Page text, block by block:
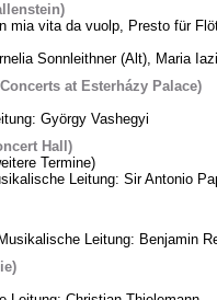
mia vita da vuolp, Presto für
Sonnleithner (Alt), Maria
at Esterházy Palace)
György Vashegyi
Hall)
Termine)
Leitung: Sir Antonio
Leitung: Benjamin